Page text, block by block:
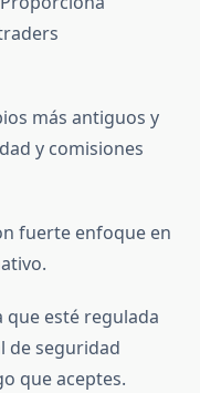
más antiguos y
y comisiones
fuerte enfoque en
esté regulada
de seguridad
que aceptes.